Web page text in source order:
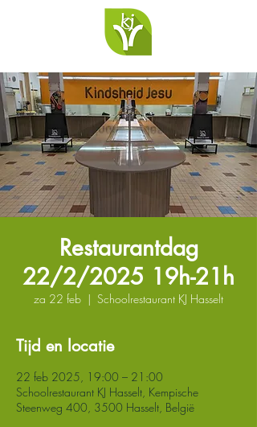
Restaurantdag
22/2/2025 19h-21h
za 22 feb
  |
Schoolrestaurant KJ Hasselt
Tijd en locatie
22 feb 2025, 19:00 – 21:00
Schoolrestaurant KJ Hasselt, Kempische
Steenweg 400, 3500 Hasselt, België